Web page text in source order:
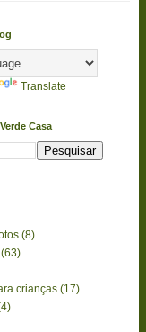
Translate
Casa
(8)
(63)
crianças (17)